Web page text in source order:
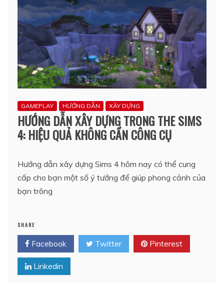
GAMEPLAY HƯỚNG DẪN XÂY DỰNG
HƯỚNG DẪN XÂY DỰNG TRONG THE SIMS
4: HIỆU QUẢ KHÔNG CẦN CÔNG CỤ
Hướng dẫn xây dựng Sims 4 hôm nay có thể cung
cấp cho bạn một số ý tưởng để giúp phong cảnh của
bạn trông
SHARE
Facebook Twitter Pinterest
Linkedin